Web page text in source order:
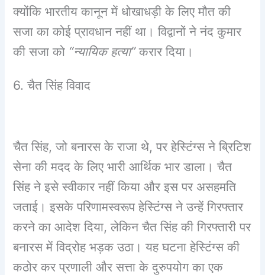
क्योंकि भारतीय कानून में धोखाधड़ी के लिए मौत की
सजा का कोई प्रावधान नहीं था। विद्वानों ने नंद कुमार
की सजा को “न्यायिक हत्या”करार दिया।
6. चैत सिंह विवाद
चैत सिंह, जो बनारस के राजा थे, पर हेस्टिंग्स ने ब्रिटिश
सेना की मदद के लिए भारी आर्थिक भार डाला। चैत
सिंह ने इसे स्वीकार नहीं किया और इस पर असहमति
जताई। इसके परिणामस्वरूप हेस्टिंग्स ने उन्हें गिरफ्तार
करने का आदेश दिया, लेकिन चैत सिंह की गिरफ्तारी पर
बनारस में विद्रोह भड़क उठा। यह घटना हेस्टिंग्स की
कठोर कर प्रणाली और सत्ता के दुरुपयोग का एक